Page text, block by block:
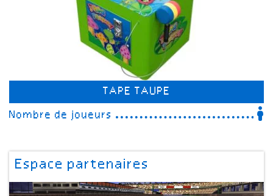
TAPE TAUPE
Nombre de joueurs
Espace partenaires